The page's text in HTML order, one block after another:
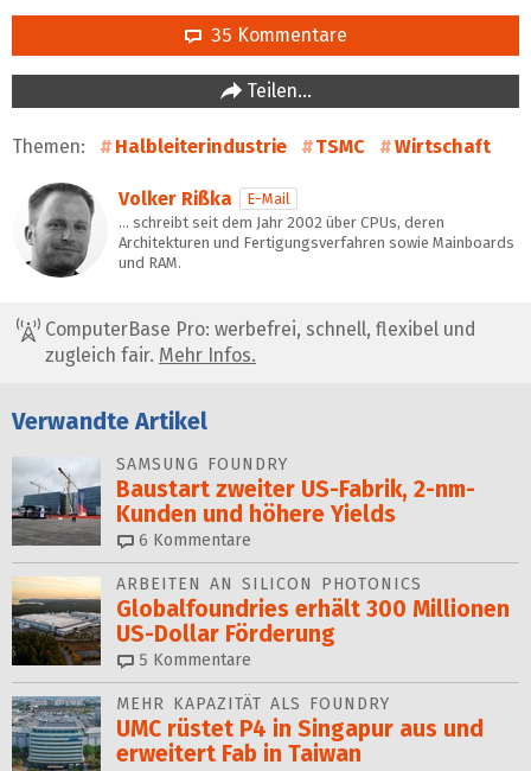
35 Kommentare
Teilen…
Themen: Halbleiterindustrie TSMC Wirtschaft
Volker Rißka
E-Mail
… schreibt seit dem Jahr 2002 über CPUs, deren
Architekturen und Fertigungsverfahren sowie Mainboards
und RAM.
ComputerBase Pro: werbefrei, schnell, flexibel und
zugleich fair. Mehr Infos.
Verwandte Artikel
SAMSUNG FOUNDRY
Baustart zweiter US-Fabrik, 2-nm-
Kunden und höhere Yields
6 Kommentare
ARBEITEN AN SILICON PHOTONICS
Globalfoundries erhält 300 Millionen
US-Dollar Förderung
5 Kommentare
MEHR KAPAZITÄT ALS FOUNDRY
UMC rüstet P4 in Singapur aus und
erweitert Fab in Taiwan